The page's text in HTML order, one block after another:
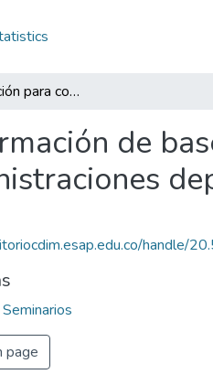
Guía de orientación para conformación de base de datos en servicios públicos, para uso de las administraciones departamentales
de
handle/
page